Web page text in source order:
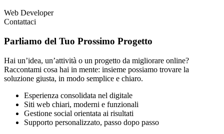
Web Developer
Contattaci
Parliamo del Tuo Prossimo Progetto
Hai un’idea, un’attività o un progetto da migliorare online?
Raccontami cosa hai in mente: insieme possiamo trovare la
soluzione giusta, in modo semplice e chiaro.
Esperienza consolidata nel digitale
Siti web chiari, moderni e funzionali
Gestione social orientata ai risultati
Supporto personalizzato, passo dopo passo